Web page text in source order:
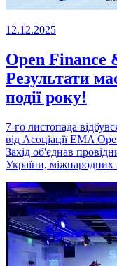
12.12.2025
Open Finance
Результати
події року!
7-го листопада
від Асоціації EMA
Захід об'єднав
України, міжнародних